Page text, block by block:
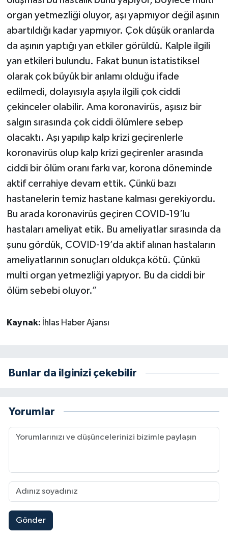
organ yetmezliği oluyor, aşı yapmıyor değil aşının
abartıldığı kadar yapmıyor. Çok düşük oranlarda
da aşının yaptığı yan etkiler görüldü. Kalple ilgili
yan etkileri bulundu. Fakat bunun istatistiksel
olarak çok büyük bir anlamı olduğu ifade
edilmedi, dolayısıyla aşıyla ilgili çok ciddi
çekinceler olabilir. Ama koronavirüs, aşısız bir
salgın sırasında çok ciddi ölümlere sebep
olacaktı. Aşı yapılıp kalp krizi geçirenlerle
koronavirüs olup kalp krizi geçirenler arasında
ciddi bir ölüm oranı farkı var, korona döneminde
aktif cerrahiye devam ettik. Çünkü bazı
hastanelerin temiz hastane kalması gerekiyordu.
Bu arada koronavirüs geçiren COVID-19’lu
hastaları ameliyat etik. Bu ameliyatlar sırasında da
şunu gördük, COVID-19’da aktif alınan hastaların
ameliyatlarının sonuçları oldukça kötü. Çünkü
multi organ yetmezliği yapıyor. Bu da ciddi bir
ölüm sebebi oluyor.”
Kaynak: İhlas Haber Ajansı
Bunlar da ilginizi çekebilir
Yorumlar
Gönder